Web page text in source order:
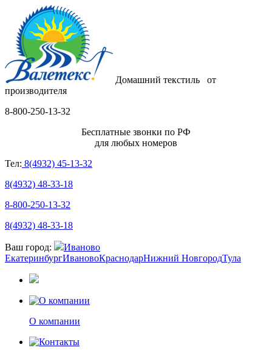
Домашний текстиль от
производителя
8-800-250-13-32
Бесплатные звонки по РФ
для любых номеров
Тел: 8(4932) 45-13-32
8(4932) 48-33-18
8-800-250-13-32
8(4932) 48-33-18
Ваш город:
Иваново
ЕкатеринбургИвановоКраснодарНижний НовгородТула
О компании